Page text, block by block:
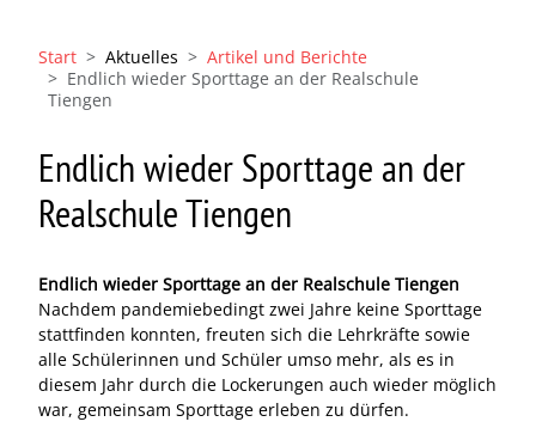
Start Aktuelles
Artikel und Berichte
Endlich wieder Sporttage an der Realschule
Tiengen
Endlich wieder Sporttage an der
Realschule Tiengen
Endlich wieder Sporttage an der Realschule Tiengen
Nachdem pandemiebedingt zwei Jahre keine Sporttage
stattfinden konnten, freuten sich die Lehrkräfte sowie
alle Schülerinnen und Schüler umso mehr, als es in
diesem Jahr durch die Lockerungen auch wieder möglich
war, gemeinsam Sporttage erleben zu dürfen.